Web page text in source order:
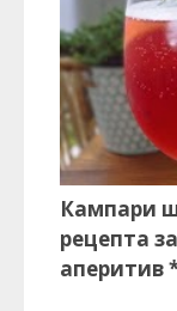
Кампари
рецепта
аперитив